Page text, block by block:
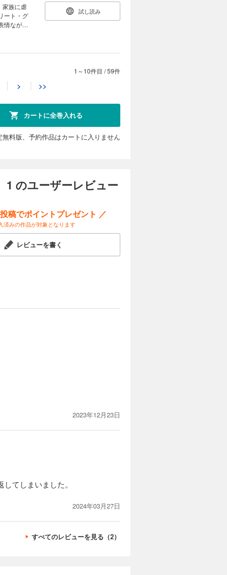
家族に虐
ート・グ
情ながら
姻のいき
試し読み
族に虐
ながら
目を感じ
、ジーク
のいき
カートに入れる
ート・グ
情ながら
、ジーク
姻のいき
タジー！
くださ
試し読み
家族に虐
ト・グ
ながら
を感じ
ジーク
タジー！
族に虐
を感じ
ジーク
のいき
ジー！
ート・グ
を感じ
のいき
意くださ
試し読み
目を感じ
1～10件目 /59件
> >>
カートに全巻入れる
料版、予約作品はカートに入りません
のユーザーレビュー
稿でポイントプレゼント ／
済みの作品が対象となります
レビューを書く
2023年12月23日
てしまいました。
2024年03月27日
すべてのレビューを見る（2）